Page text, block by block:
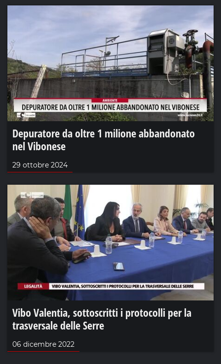
Depuratore da oltre 1 milione abbandonato
nel Vibonese
29 ottobre 2024
Vibo Valentia, sottoscritti i protocolli per la
trasversale delle Serre
06 dicembre 2022